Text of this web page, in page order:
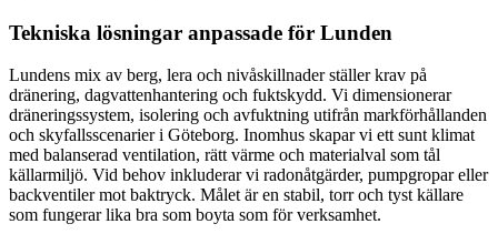
Tekniska lösningar anpassade för Lunden
Lundens mix av berg, lera och nivåskillnader ställer krav på
dränering, dagvattenhantering och fuktskydd. Vi dimensionerar
dräneringssystem, isolering och avfuktning utifrån markförhållanden
och skyfallsscenarier i Göteborg. Inomhus skapar vi ett sunt klimat
med balanserad ventilation, rätt värme och materialval som tål
källarmiljö. Vid behov inkluderar vi radonåtgärder, pumpgropar eller
backventiler mot baktryck. Målet är en stabil, torr och tyst källare
som fungerar lika bra som boyta som för verksamhet.